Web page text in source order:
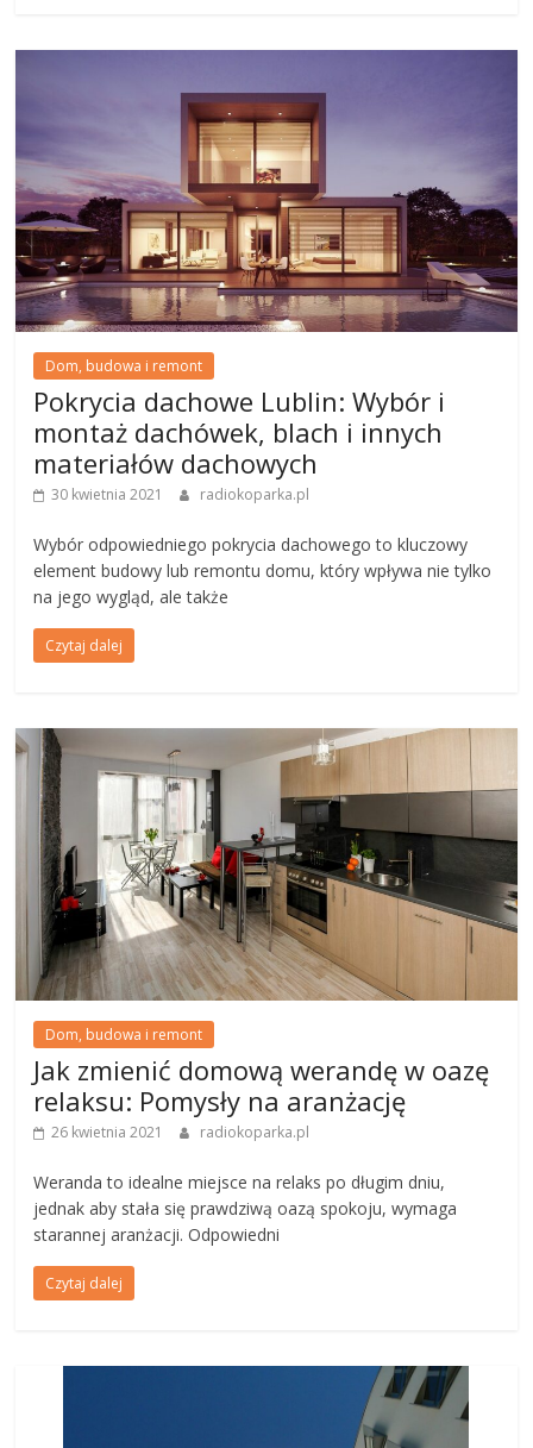
Dom, budowa i remont
Pokrycia dachowe Lublin: Wybór i
montaż dachówek, blach i innych
materiałów dachowych
30 kwietnia 2021 radiokoparka.pl
Wybór odpowiedniego pokrycia dachowego to kluczowy
element budowy lub remontu domu, który wpływa nie tylko
na jego wygląd, ale także
Czytaj dalej
Dom, budowa i remont
Jak zmienić domową werandę w oazę
relaksu: Pomysły na aranżację
26 kwietnia 2021 radiokoparka.pl
Weranda to idealne miejsce na relaks po długim dniu,
jednak aby stała się prawdziwą oazą spokoju, wymaga
starannej aranżacji. Odpowiedni
Czytaj dalej